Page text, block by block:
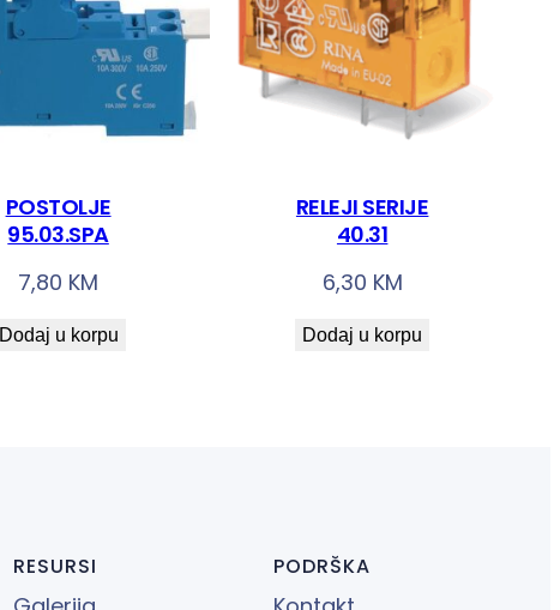
POSTOLJE
95.03.SPA
7,80 KM
Dodaj u korpu
RELEJI SERIJE
40.31
6,30 KM
Dodaj u korpu
RESURSI PODRŠKA